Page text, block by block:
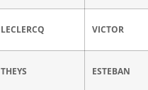
LECLERCQ VICTOR
THEYS ESTEBAN